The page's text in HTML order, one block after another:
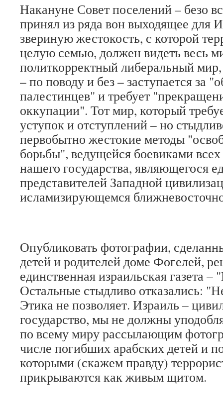
Накануне Совет поселений – безо
принял из ряда вон выходящее для
звериную жестокость, с которой
целую семью, должен видеть весь
политкорректный либеральный
– по поводу и без – заступается за
палестинцев" и требует
оккупации". Тот мир, который
уступок и отступлений – но
первобытно жестокие методы
борьбы", ведущейся боевиками
нашего государства, являющегося
представителей Западной
исламизирующемся
Опубликовать фотографии,
детей и родителей доме Фогелей,
единственная израильская газета –
Остальные стыдливо отказались:
Этика не позволяет. Израиль –
государство, мы не должны
по всему миру рассылающим
числе погибших арабских детей и
которыми (скажем правду)
прикрываются как живым щитом.